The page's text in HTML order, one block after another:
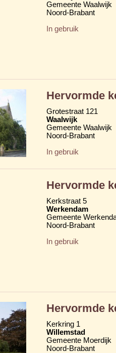
Gemeente Waalwijk
Noord-Brabant
In gebruik
Hervormde
Grotestraat 121
Waalwijk
Gemeente Waalwijk
Noord-Brabant
In gebruik
Hervormde
Kerkstraat 5
Werkendam
Gemeente
Noord-Brabant
In gebruik
Hervormde
Kerkring 1
Willemstad
Gemeente Moerdijk
Noord-Brabant